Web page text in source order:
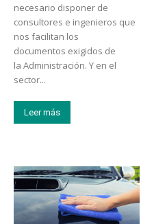
necesario disponer de
consultores e ingenieros que
nos facilitan los
documentos exigidos de
la Administración. Y en el
sector...
Leer más